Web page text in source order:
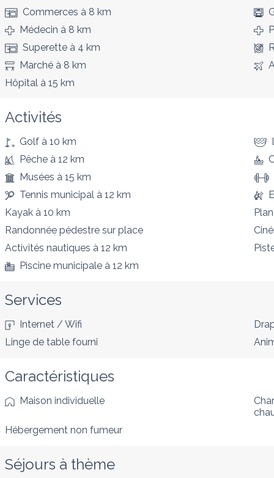
Commerces à 8 km
Médecin à 8 km
Superette à 4 km
Marché à 8 km
Hôpital à 15 km
Activités
Golf à 10 km
Pêche à 12 km
Musées à 15 km
Tennis municipal à 12 km
Kayak à 10 km
Randonnée pédestre sur place
Activités nautiques à 12 km
Piscine municipale à 12 km
Services
Internet / Wifi
Linge de table fourni
Caractéristiques
Maison individuelle
Hébergement non fumeur
Séjours à thème